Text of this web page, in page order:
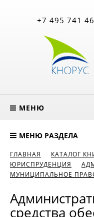
+7 495 741
МЕНЮ
МЕНЮ РАЗДЕЛА
ГЛАВНАЯ КАТАЛОГ
ЮРИСПРУДЕНЦИЯ
МУНИЦИПАЛЬНОЕ
средства